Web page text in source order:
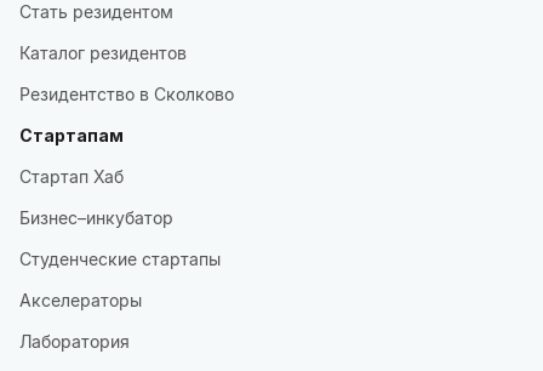
Стать резидентом
Каталог резидентов
Резидентство в Сколково
Стартапам
Стартап Хаб
Бизнес–инкубатор
Студенческие стартапы
Акселераторы
Лаборатория